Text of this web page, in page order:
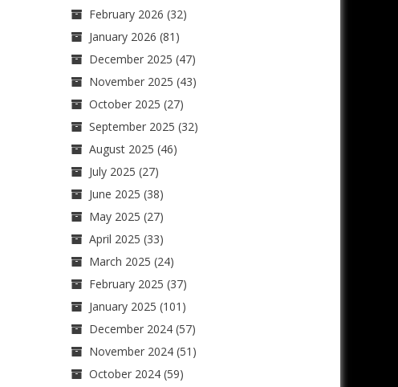
February 2026 (32)
January 2026 (81)
December 2025 (47)
November 2025 (43)
October 2025 (27)
September 2025 (32)
August 2025 (46)
July 2025 (27)
June 2025 (38)
May 2025 (27)
April 2025 (33)
March 2025 (24)
February 2025 (37)
January 2025 (101)
December 2024(57)
November 2024(51)
October 2024(59)